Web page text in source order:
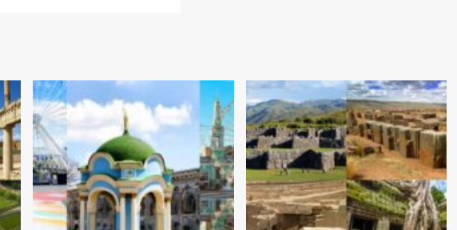
Стародавнього
Єгипту.
Частина
IV.
Долина
царів.
Луксор